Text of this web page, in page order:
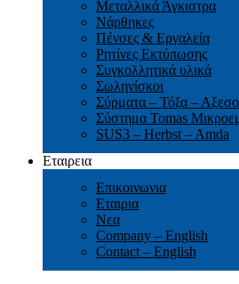
Μεταλλικά Άγκιστρα
Νάρθηκες
Πένσες & Εργαλεία
Ρητίνες Εκτύπωσης
Συγκολλητικά υλικά
Σωληνίσκοι
Σύρματα – Τόξα –
Σύστημα Tomas
SUS3 – Herbst – Amda
Εταιρεια
Επικοινωνια
Εταιρια
Νεα
Company – English
Contact – English